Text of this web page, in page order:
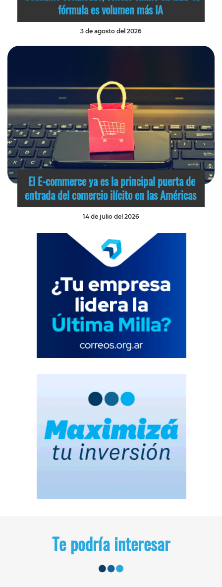
fórmula es volumen más IA
3 de agosto del 2026
El E-commerce ya es la principal puerta de
entrada del comercio ilícito en las Américas
14 de julio del 2026
Te podría interesar